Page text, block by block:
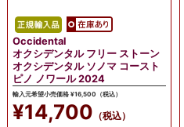
Occidental
オクシデンタル フリー ストーン
オクシデンタル ソノマ コースト
ピノ ノワール 2024
輸入元希望小売価格 ¥16,500（税込）
¥14,700 （税込）